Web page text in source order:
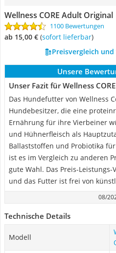
Wellness CORE Adult Original
1100 Bewertungen
ab 15,00 € ( Sofort lieferbar)
Preisvergleich
Unsere
Unser Fazit für Wellness
Das Hundefutter von Wellness
Hundebesitzer, die eine
Ernährung für ihre Vierbeiner
und Hühnerfleisch als
Ballaststoffen und Probiotika
ist es im Vergleich zu anderen
gute Wahl. Das Preis-
und das Futter ist frei von
08/
Technische Details
Modell